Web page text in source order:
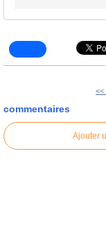
<<
commentaires
Ajouter